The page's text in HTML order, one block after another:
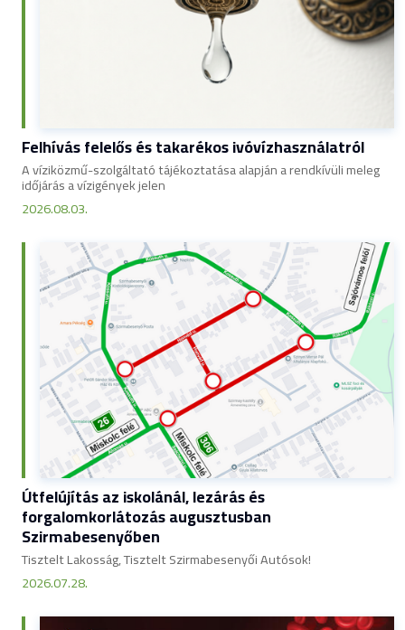
Felhívás felelős és takarékos ivóvízhasználatról
A víziközmű-szolgáltató tájékoztatása alapján a rendkívüli meleg
időjárás a vízigények jelen
2026.08.03.
Útfelújítás az iskolánál, lezárás és
forgalomkorlátozás augusztusban
Szirmabesenyőben
Tisztelt Lakosság, Tisztelt Szirmabesenyői Autósok!
2026.07.28.